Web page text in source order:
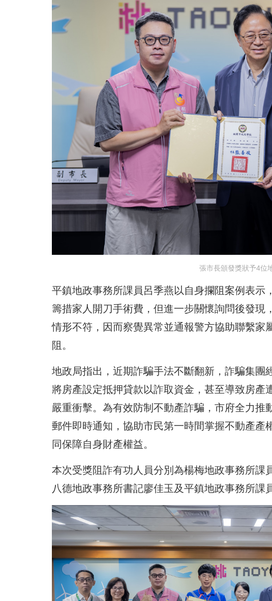
張市長頒發獎狀予4位
平鎮地政事務所課員呂季燕以自身攔阻案例表示
籌措家人開刀手術費，但進一步關懷詢問後發現
情形不符，因而察覺異常並通報警方協助聯繫家
阻。
地政局指出，近期詐騙手法不斷翻新，詐騙集團
將房產設定抵押貸款以詐取資金，甚至導致房
嚴重衝擊。為有效防制不動產詐騙，市府全力
郵件即時通知，協助市民第一時間掌握不動產
同保障自身財產權益。
本次受獎阻詐有功人員分別為楊梅地政事務所課
八德地政事務所書記廖佳玉及平鎮地政事務所課